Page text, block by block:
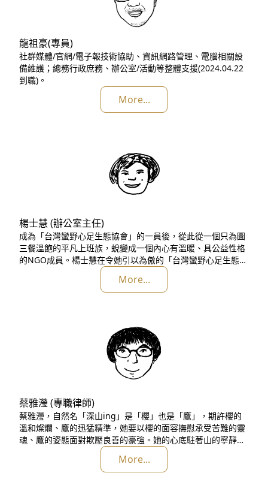
龍祖豪(專員)
社群媒體/官網/電子報技術協助、資訊網路管理、電腦相關設
備維護；總務行政庶務、辦公室/活動等整體支援(2024.04.22
到職)。
More...
楊士慧 (辦公室主任)
成為「台灣蠻野心足生態協會」的一員後，從此從一個只為圖
三餐溫飽的平凡上班族，蛻變成一個內心有溫暖、具公益性格
的NGO成員。楊士慧在令她引以為傲的「台灣蠻野心足生態協
會」追求台灣這塊土地美好的未來，並展開奇幻的公民參與之
旅。 「若要服務政客，乾脆自己來！」曾經在立法院載
浮載沉。當揮別人脈金流交雜的立法院後，卻在一個偶然機會
More...
蔡雅瀅 (專職律師)
蔡雅瀅，自然名「深山ing」是「櫻」也是「鷹」，期許櫻的
溫和燦爛、鷹的迅猛精準，她要以櫻的面容撫慰承受苦難的靈
魂、鷹的姿態面對欺壓良善的豪強。她的心底駐著山的寧靜富
厚和現在進行式的敏捷靈活。 她對世界充滿無限好奇，當過社
工實習生、少年監獄、精神病房、婦女中心、兒童劇團的志工
和各種營隊的工作人員，曾被同時朝四面八方散開的小朋友們
More...